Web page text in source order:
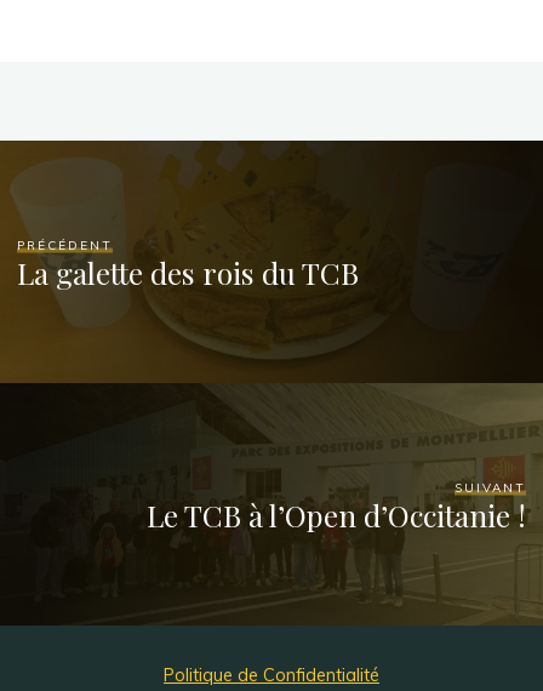
PRÉCÉDENT
La galette des rois du TCB
SUIVANT
Le TCB à l’Open d’Occitanie !
Politique de Confidentialité